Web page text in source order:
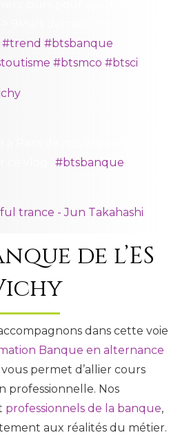
#trend #btsbanque
#btsmco #btsci
#btsbanque
trance - Jun Takahashi
de l’ES
dans cette voie
Banque en alternance
permet d’allier cours
professionnelle. Nos
professionnels de la banque,
aux réalités du métier.